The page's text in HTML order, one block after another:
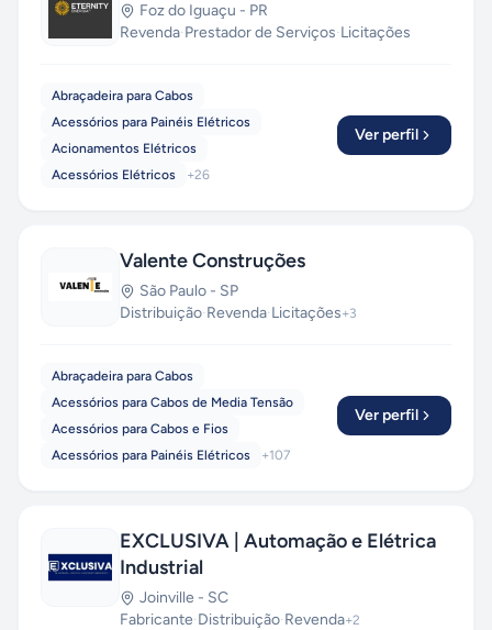
Foz do Iguaçu - PR
Revenda·Prestador de Serviços·Licitações
Abraçadeira para Cabos
Acessórios para Painéis Elétricos
Acionamentos Elétricos
Acessórios Elétricos
+26
Ver perfil
Valente Construções
São Paulo - SP
Distribuição·Revenda·Licitações+3
Abraçadeira para Cabos
Acessórios para Cabos de Media Tensão
Acessórios para Cabos e Fios
Acessórios para Painéis Elétricos
+107
Ver perfil
EXCLUSIVA | Automação e Elétrica
Industrial
Joinville - SC
Fabricante·Distribuição·Revenda+2